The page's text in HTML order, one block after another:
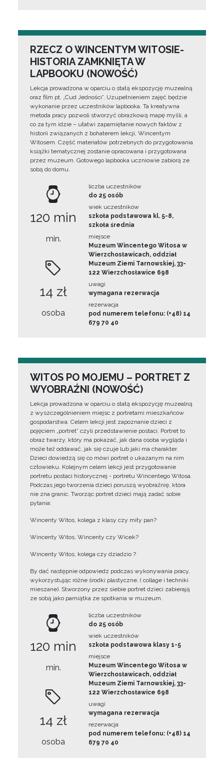
RZECZ O WINCENTYM WITOSIE-
HISTORIA ZAMKNIĘTA W
LAPBOOKU (NOWOŚĆ)
Lekcja prowadzona w oparciu o stałą ekspozycję muzealną
oraz film pt. „Cud Jedności”. Uzupełnieniem zajęć będzie
wykonanie przez uczestników lapbooka. Ta kreatywna
metoda pracy pozwoli stworzyć obrazkową mapę myśli, a
co za tym idzie – ułatwi zapamiętanie nowych faktów z
historii związanych z bohaterem lekcji, Wincentym
Witosem. Część materiałów potrzebnych do przygotowania
książki tematycznej zostanie opracowana i przygotowana
przez muzeum. Gotowego lapbooka uczniowie zabiorą ze
sobą do domu.
120 min
min.
14 zł
osoba
liczba uczestników
do 25 osób
wiek uczestników
szkoła podstawowa kl. 5-8,
szkoła średnia
miejsce
Muzeum Wincentego Witosa w
Wierzchosławicach, oddział
Muzeum Ziemi Tarnowskiej, 33-
122 Wierzchosławice 698
uwagi
wymagana rezerwacja
rezerwacja
pod numerem telefonu: (+48) 14
679 70 40
WITOS PO MOJEMU – PORTRET Z
WYOBRAŹNI (NOWOŚĆ)
Lekcja prowadzona w oparciu o stałą ekspozycję muzealną
z wyszczególnieniem miejsc z portretami mieszkańców
gospodarstwa. Celem lekcji jest zapoznanie dzieci z
pojęciem „portret” czyli przedstawienie postaci. Portret to
obraz twarzy, który ma pokazać, jak dana osoba wygląda i
może też oddawać, jak się czuje lub jaki ma charakter.
Dzieci dowiedzą się co mówi portret o ukazanym na nim
człowieku. Kolejnym celem lekcji jest przygotowanie
portretu postaci historycznej - portretu Wincentego Witosa.
Podczas jego tworzenia dzieci poruszą wyobraźnię, która
nie zna granic. Tworząc portret dzieci mają zadać sobie
pytania:
Wincenty Witos, kolega z klasy czy miły pan?
Wincenty Witos, Wincenty czy Wicek?
Wincenty Witos, kolega czy dziadzio ?
By dać następnie odpowiedz podczas wykonywania pracy,
wykorzystując różne środki plastyczne, ( collage i techniki
mieszane). Stworzony przez siebie portret dzieci zabierają
ze sobą jako pamiątka ze spotkania w muzeum.
120 min
min.
14 zł
osoba
liczba uczestników
do 25 osób
wiek uczestników
szkoła podstawowa klasy 1-5
miejsce
Muzeum Wincentego Witosa w
Wierzchosławicach, oddział
Muzeum Ziemi Tarnowskiej, 33-
122 Wierzchosławice 698
uwagi
wymagana rezerwacja
rezerwacja
pod numerem telefonu: (+48) 14
679 70 40